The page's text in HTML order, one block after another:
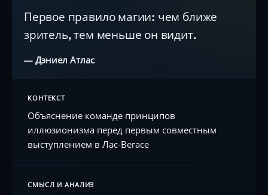
Первое правило магии: чем ближе
зритель, тем меньше он видит.
— Дэниел Атлас
КОНТЕКСТ
Объяснение команде принципов
иллюзионизма перед первым совместным
выступлением в Лас-Вегасе
СМЫСЛ И АНАЛИЗ